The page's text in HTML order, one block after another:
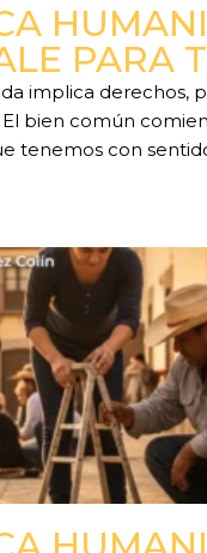
PARA
implica derechos,
bien común
tenemos con